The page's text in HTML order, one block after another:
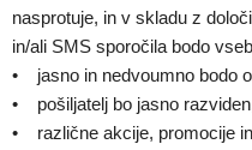
nasprotuje, in v skladu z
in/ali SMS sporočila bodo
• jasno in nedvoumno bodo
• pošiljatelj bo jasno
• različne akcije, promocije